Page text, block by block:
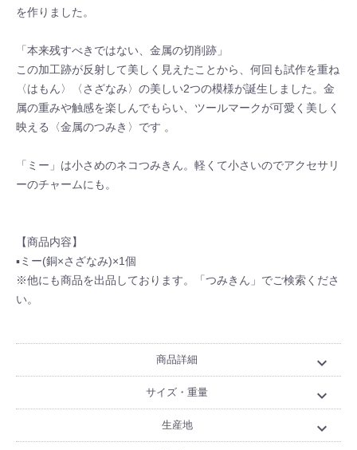
を作りました。
「本来残すべきではない、金属の切削跡」
この加工跡が反射して美しく見えたことから、何回も試作を重ね
〈はもん〉〈さざなみ〉の美しい2つの模様が誕生しました。金
属の重みや触感を楽しんでもらい、ツールマークが可愛く美しく
映える〈金属のつみき〉です 。
「ミー」は小さめのネコつみきん。軽くて小さいのでアクセサリ
ーのチャームにも。
【商品内容】
▪ミー(銅×さざなみ)×1個
※他にも商品を出品しております。「つみきん」でご検索くださ
い。
商品詳細 expand_more
サイズ・重量 expand_more
生産地 expand_more